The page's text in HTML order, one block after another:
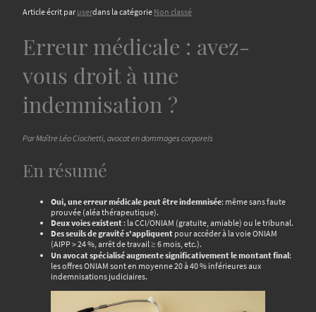
Article écrit par userdans la catégorie Non classé
Erreur médicale : avez-
vous droit à une
indemnisation ?
Par Maître Léo Ciochetti, avocat en dommages corporels
En résumé
Oui, une erreur médicale peut être indemnisée: même sans faute
prouvée (aléa thérapeutique).
Deux voies existent : la CCI/ONIAM (gratuite, amiable) ou le tribunal.
Des seuils de gravité s'appliquent pour accéder à la voie ONIAM
(AIPP > 24 %, arrêt de travail ≥ 6 mois, etc.).
Un avocat spécialisé augmente significativement le montant final:
les offres ONIAM sont en moyenne 20 à 40 % inférieures aux
indemnisations judiciaires.